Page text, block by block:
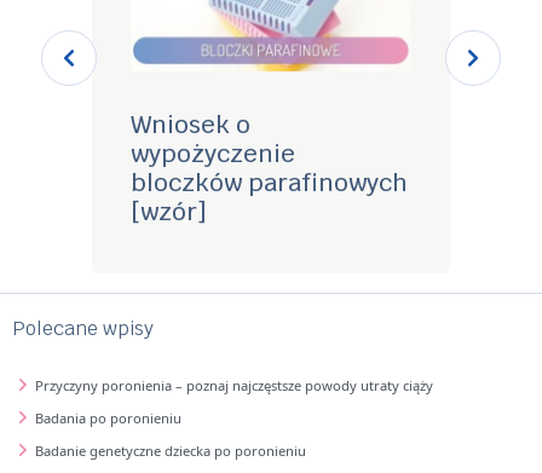
Wniosek o
wypożyczenie
bloczków parafinowych
[wzór]
Polecane wpisy
Przyczyny poronienia – poznaj najczęstsze powody utraty ciąży
Badania po poronieniu
Badanie genetyczne dziecka po poronieniu